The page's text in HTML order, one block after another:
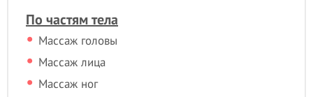
По частям тела
Массаж головы
Массаж лица
Массаж ног